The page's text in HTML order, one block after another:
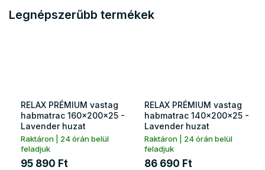
Legnépszerűbb termékek
RELAX PRÉMIUM vastag
habmatrac 160x200x25 -
Lavender huzat
Raktáron | 24 órán belül
feladjuk
95 890 Ft
RELAX PRÉMIUM vastag
habmatrac 140x200x25 -
Lavender huzat
Raktáron | 24 órán belül
feladjuk
86 690 Ft